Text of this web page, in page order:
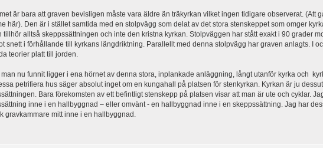
är bara att graven bevisligen måste vara äldre än träkyrkan vilket ingen tidigare observerat. (Att
här). Den är i stället samtida med en stolpvägg som delat av det stora stenskeppet som omger
tillhör alltså skeppssättningen och inte den kristna kyrkan. Stolpväggen har stått exakt i 90 grader
snett i förhållande till kyrkans längdriktning. Parallellt med denna stolpvägg har graven anlagts. I
teorier platt till jorden.
man nu funnit ligger i ena hörnet av denna stora, inplankade anläggning, långt utanför kyrka och
petrifiera hus säger absolut inget om en kungahall på platsen för stenkyrkan. Kyrkan är ju
Bara förekomsten av ett befintligt stenskepp på platsen visar att man är ute och cyklar.
inne i en hallbyggnad – eller omvänt - en hallbyggnad inne i en skeppssättning. Jag har
gravkammare mitt inne i en hallbyggnad.